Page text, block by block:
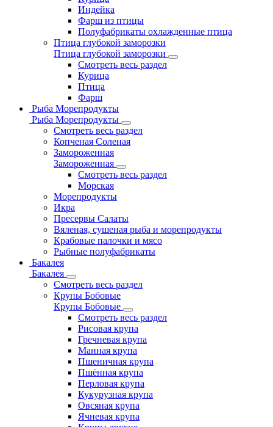
Индейка
Фарш из птицы
Полуфабрикаты охлажденные птица
Птица глубокой заморозки
Птица глубокой заморозки
Смотреть весь раздел
Курица
Птица
Фарш
Рыба Морепродукты
Рыба Морепродукты
Смотреть весь раздел
Копченая Соленая
Замороженная
Замороженная
Смотреть весь раздел
Морская
Морепродукты
Икра
Пресервы Салаты
Вяленая, сушеная рыба и морепродукты
Крабовые палочки и мясо
Рыбные полуфабрикаты
Бакалея
Бакалея
Смотреть весь раздел
Крупы Бобовые
Крупы Бобовые
Смотреть весь раздел
Рисовая крупа
Гречневая крупа
Манная крупа
Пшеничная крупа
Пшённая крупа
Перловая крупа
Кукурузная крупа
Овсяная крупа
Ячневая крупа